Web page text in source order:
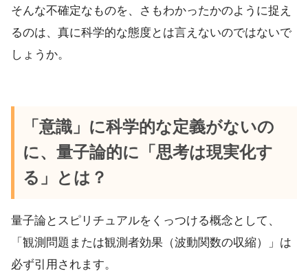
そんな不確定なものを、さもわかったかのように捉え
るのは、真に科学的な態度とは言えないのではないで
しょうか。
「意識」に科学的な定義がないの
に、量子論的に「思考は現実化す
る」とは？
量子論とスピリチュアルをくっつける概念として、
「観測問題または観測者効果（波動関数の収縮）」は
必ず引用されます。